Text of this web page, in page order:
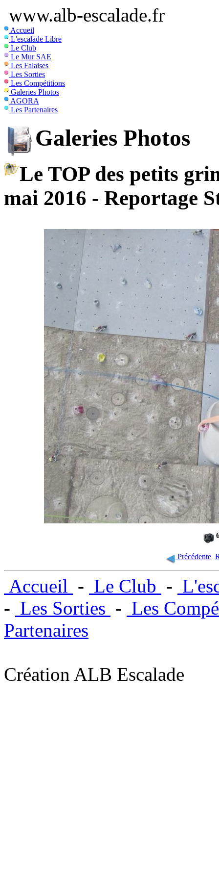
www.alb-escalade.fr
Accueil
L'escalade Libre
Le Club
Le Mur SAE
Les Falaises
Les Sorties
Les Compétitions
Galeries Photos
AGORA
Les Partenaires
Galeries Photos
Le TOP des petits
mai 2016 - Reportage
Précédente
Accueil - Le Club -
- Les Sorties - Les
Partenaires
Création ALB Escalade